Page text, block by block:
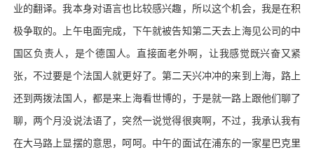
业的翻译。我本身对语言也比较感兴趣，所以这个机会，我是在积
极争取的。上午电面完成，下午就被告知第二天去上海见公司的中
国区负责人，是个德国人。直接面老外啊，让我感觉既兴奋又紧
张，不过要是个法国人就更好了。第二天兴冲冲的来到上海，路上
还到两拨法国人，都是来上海看世博的，于是就一路上跟他们聊了
聊，两个月没说法语了，突然一说觉得很爽啊，不过，我承认我有
在大马路上显摆的意思，呵呵。中午的面试在浦东的一家星巴克里